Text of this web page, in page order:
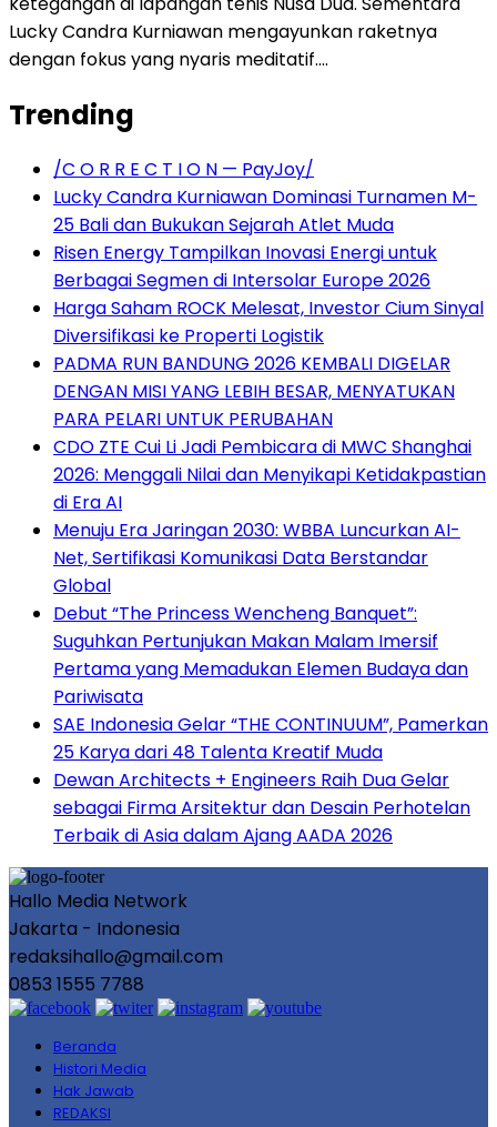
Lucky Candra Kurniawan mengayunkan raketnya
dengan fokus yang nyaris meditatif….
Trending
/C O R R E C T I O N — PayJoy/
Lucky Candra Kurniawan Dominasi Turnamen M-
25 Bali dan Bukukan Sejarah Atlet Muda
Risen Energy Tampilkan Inovasi Energi untuk
Berbagai Segmen di Intersolar Europe 2026
Harga Saham ROCK Melesat, Investor Cium Sinyal
Diversifikasi ke Properti Logistik
PADMA RUN BANDUNG 2026 KEMBALI DIGELAR
DENGAN MISI YANG LEBIH BESAR, MENYATUKAN
PARA PELARI UNTUK PERUBAHAN
CDO ZTE Cui Li Jadi Pembicara di MWC Shanghai
2026: Menggali Nilai dan Menyikapi Ketidakpastian
di Era AI
Menuju Era Jaringan 2030: WBBA Luncurkan AI-
Net, Sertifikasi Komunikasi Data Berstandar
Global
Debut “The Princess Wencheng Banquet”:
Suguhkan Pertunjukan Makan Malam Imersif
Pertama yang Memadukan Elemen Budaya dan
Pariwisata
SAE Indonesia Gelar “THE CONTINUUM”, Pamerkan
25 Karya dari 48 Talenta Kreatif Muda
Dewan Architects + Engineers Raih Dua Gelar
sebagai Firma Arsitektur dan Desain Perhotelan
Terbaik di Asia dalam Ajang AADA 2026
Hallo Media Network
Jakarta - Indonesia
redaksihallo@gmail.com
0853 1555 7788
Beranda
Histori Media
Hak Jawab
REDAKSI